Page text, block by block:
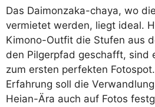
Das Daimonzaka-chaya, wo
vermietet werden, liegt ideal.
Kimono-Outfit die Stufen aus
den Pilgerpfad geschafft, sind
zum ersten perfekten
Erfahrung soll die
Heian-Ära auch auf Fotos